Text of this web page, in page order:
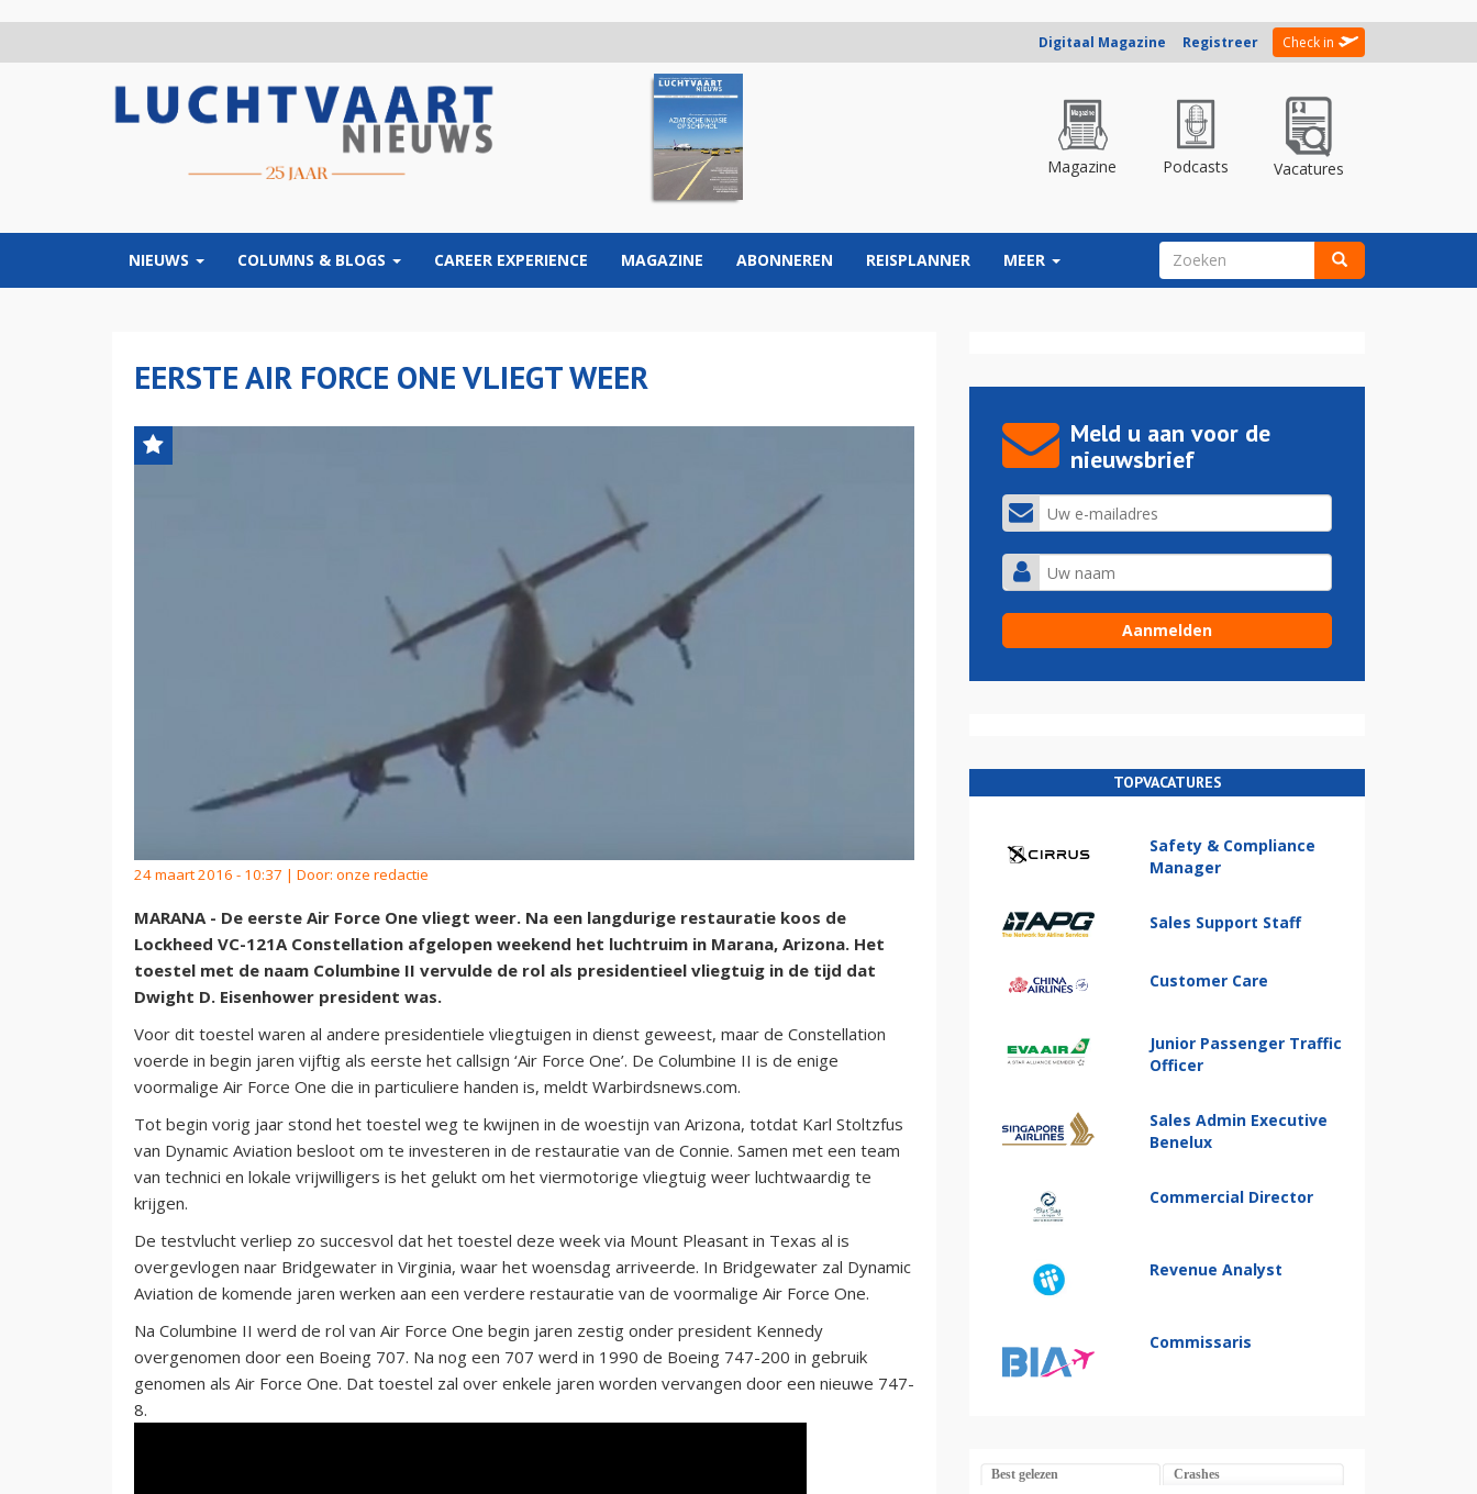
Digitaal Magazine Registreer Check in
Magazine Podcasts Vacatures
NIEUWS COLUMNS & BLOGS CAREER EXPERIENCE MAGAZINE ABONNEREN REISPLANNER MEER ZOEKVELD
EERSTE AIR FORCE ONE VLIEGT WEER
24 maart 2016 - 10:37 | Door: onze redactie
MARANA - De eerste Air Force One vliegt weer. Na een langdurige restauratie koos de
Lockheed VC-121A Constellation afgelopen weekend het luchtruim in Marana, Arizona. Het
toestel met de naam Columbine II vervulde de rol als presidentieel vliegtuig in de tijd dat
Dwight D. Eisenhower president was.
Voor dit toestel waren al andere presidentiele vliegtuigen in dienst geweest, maar de Constellation
voerde in begin jaren vijftig als eerste het callsign ‘Air Force One’. De Columbine II is de enige
voormalige Air Force One die in particuliere handen is, meldt Warbirdsnews.com.
Tot begin vorig jaar stond het toestel weg te kwijnen in de woestijn van Arizona, totdat Karl Stoltzfus
van Dynamic Aviation besloot om te investeren in de restauratie van de Connie. Samen met een team
van technici en lokale vrijwilligers is het gelukt om het viermotorige vliegtuig weer luchtwaardig te
krijgen.
De testvlucht verliep zo succesvol dat het toestel deze week via Mount Pleasant in Texas al is
overgevlogen naar Bridgewater in Virginia, waar het woensdag arriveerde. In Bridgewater zal Dynamic
Aviation de komende jaren werken aan een verdere restauratie van de voormalige Air Force One.
Na Columbine II werd de rol van Air Force One begin jaren zestig onder president Kennedy
overgenomen door een Boeing 707. Na nog een 707 werd in 1990 de Boeing 747-200 in gebruik
genomen als Air Force One. Dat toestel zal over enkele jaren worden vervangen door een nieuwe 747-
8.
Meld u aan voor de
nieuwsbrief
TOPVACATURES
Safety & Compliance
Manager
Sales Support Staff
Customer Care
Junior Passenger Traffic
Officer
Sales Admin Executive
Benelux
Commercial Director
Revenue Analyst
Commissaris
Best gelezen Crashes